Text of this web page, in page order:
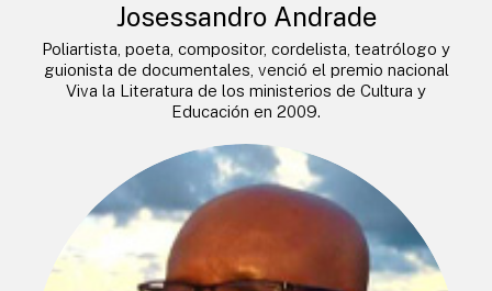
Josessandro Andrade
Poliartista, poeta, compositor, cordelista, teatrólogo y
guionista de documentales, venció el premio nacional
Viva la Literatura de los ministerios de Cultura y
Educación en 2009.